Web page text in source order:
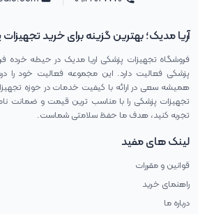
دستگاهها هزینه های نگهداری کمتری دارند.
برندهای معتبر دستگاه تست قند خون:
دستگاه قند خون کرسنس:
این برند از جمله محبوب ترین و پرطرفدار ترین برندها
آریا مدیک؛ بهترین گزینه برای خرید
فروشگاه تجهیزات پزشکی اریا مدیک در حیطه خرده
همیشه سعی در ارائه با کیفیت خدمات در حوزه
تجهیزات پزشکی را با مناسب ترین قیمت و ضمانت
تجربه کنید، هدف ما حفظ سلامتی شماست.
لینک های مفید
قوانین و مقررات
راهنمای خرید
درباره ما